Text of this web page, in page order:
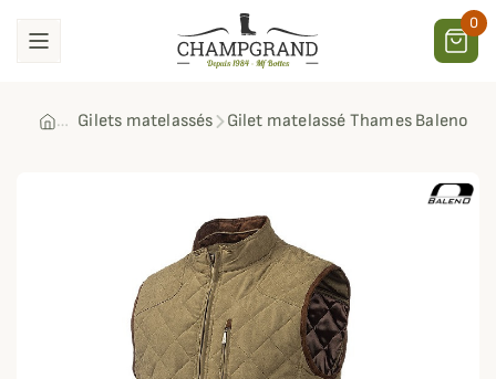
0
Gilets matelassés Gilet matelassé Thames Baleno